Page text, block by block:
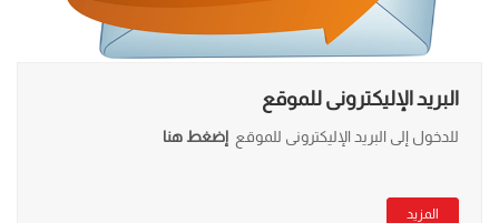
البريد الإليكترونى للموقع
للدخول إلى البريد الإليكترونى للموقع إضغط هنا
المزيد